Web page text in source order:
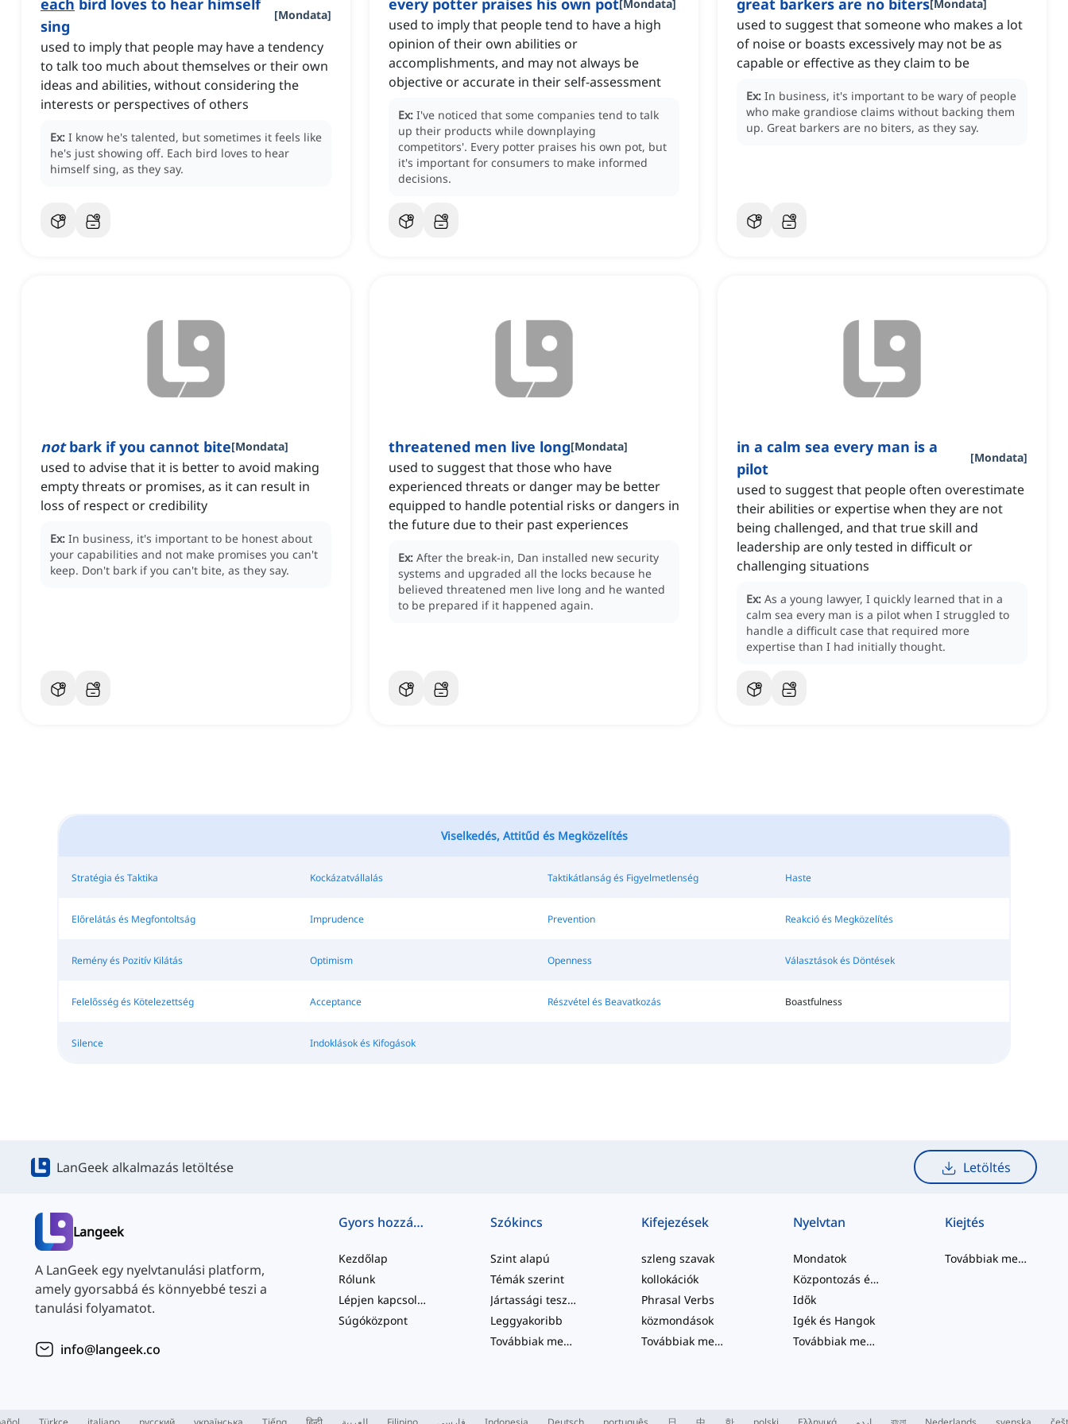
each bird loves to hear himself
sing
[Mondata]
used to imply that people may have a tendency
to talk too much about themselves or their own
ideas and abilities, without considering the
interests or perspectives of others
Ex: I know he's talented, but sometimes it feels like
he's just showing off. Each bird loves to hear
himself sing, as they say.
every potter praises his own pot[Mondata]
used to imply that people tend to have a high
opinion of their own abilities or
accomplishments, and may not always be
objective or accurate in their self-assessment
Ex: I've noticed that some companies tend to talk
up their products while downplaying
competitors'. Every potter praises his own pot, but
it's important for consumers to make informed
decisions.
great barkers are no biters[Mondata]
used to suggest that someone who makes a lot
of noise or boasts excessively may not be as
capable or effective as they claim to be
Ex: In business, it's important to be wary of people
who make grandiose claims without backing them
up. Great barkers are no biters, as they say.
notbark if you cannot bite[Mondata]
used to advise that it is better to avoid making
empty threats or promises, as it can result in
loss of respect or credibility
Ex: In business, it's important to be honest about
your capabilities and not make promises you can't
keep. Don't bark if you can't bite, as they say.
threatened men live long[Mondata]
used to suggest that those who have
experienced threats or danger may be better
equipped to handle potential risks or dangers in
the future due to their past experiences
Ex: After the break-in, Dan installed new security
systems and upgraded all the locks because he
believed threatened men live long and he wanted
to be prepared if it happened again.
in a calm sea every man is a
pilot
[Mondata]
used to suggest that people often overestimate
their abilities or expertise when they are not
being challenged, and that true skill and
leadership are only tested in difficult or
challenging situations
Ex: As a young lawyer, I quickly learned that in a
calm sea every man is a pilot when I struggled to
handle a difficult case that required more
expertise than I had initially thought.
Viselkedés, Attitűd és Megközelítés
Stratégia és Taktika Kockázatvállalás Taktikátlanság és Figyelmetlenség Haste
Előrelátás és Megfontoltság Imprudence Prevention Reakció és Megközelítés
Remény és Pozitív Kilátás Optimism Openness Választások és Döntések
Felelősség és Kötelezettség Acceptance Részvétel és Beavatkozás Boastfulness
Silence Indoklások és Kifogások
LanGeek alkalmazás letöltése Letöltés
Langeek
A LanGeek egy nyelvtanulási platform,
amely gyorsabbá és könnyebbé teszi a
tanulási folyamatot.
info@langeek.co
Gyors hozzáférés
Kezdőlap
Rólunk
Lépjen kapcsolatba velünk
Súgóközpont
Szókincs
Szint alapú
Témák szerint
Jártassági tesztek
Leggyakoribb
Továbbiak megtekintése
Kifejezések
szleng szavak
kollokációk
Phrasal Verbs
közmondások
Továbbiak megtekintése
Nyelvtan
Mondatok
Központozás és Helyesírás
Idők
Igék és Hangok
Továbbiak megtekintése
Kiejtés
Továbbiak megtekintése